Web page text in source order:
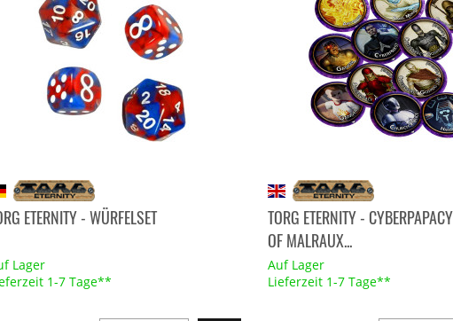
ETERNITY - WÜRFELSET
Lager
1-7 Tage**
TORG ETERNITY -
OF MALRAUX...
Auf Lager
Lieferzeit 1-7 Tage**